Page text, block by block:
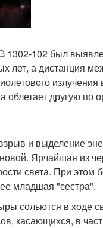
1302-102 был
лет, а дистанция
излучения
облетает другую по
и выделение
Ярчайшая из
света. При этом
младшая "сестра".
сольются в ходе
касающихся, в